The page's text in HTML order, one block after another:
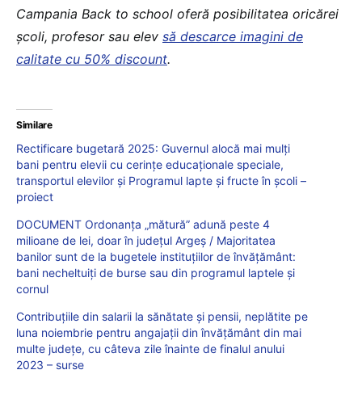
Campania Back to school oferă posibilitatea oricărei
școli, profesor sau elev să descarce imagini de
calitate cu 50% discount.
Similare
Rectificare bugetară 2025: Guvernul alocă mai mulți
bani pentru elevii cu cerințe educaționale speciale,
transportul elevilor și Programul lapte și fructe în școli –
proiect
DOCUMENT Ordonanța „mătură” adună peste 4
milioane de lei, doar în județul Argeș / Majoritatea
banilor sunt de la bugetele instituțiilor de învățământ:
bani necheltuiți de burse sau din programul laptele și
cornul
Contribuțiile din salarii la sănătate și pensii, neplătite pe
luna noiembrie pentru angajații din învățământ din mai
multe județe, cu câteva zile înainte de finalul anului
2023 – surse